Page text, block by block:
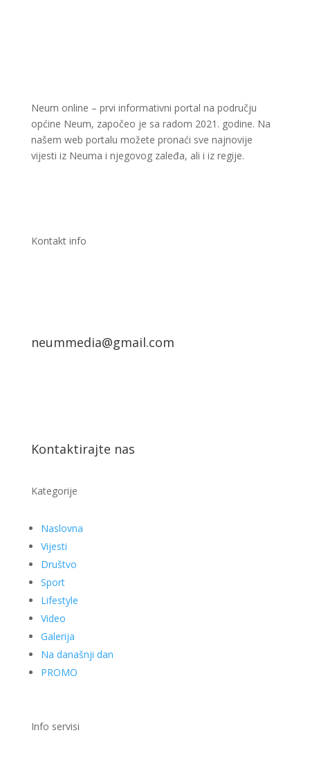
Neum online – prvi informativni portal na području
općine Neum, započeo je sa radom 2021. godine. Na
našem web portalu možete pronaći sve najnovije
vijesti iz Neuma i njegovog zaleđa, ali i iz regije.
Kontakt info
neummedia@gmail.com
Kontaktirajte nas
Kategorije
Naslovna
Vijesti
Društvo
Sport
Lifestyle
Video
Galerija
Na današnji dan
PROMO
Info servisi